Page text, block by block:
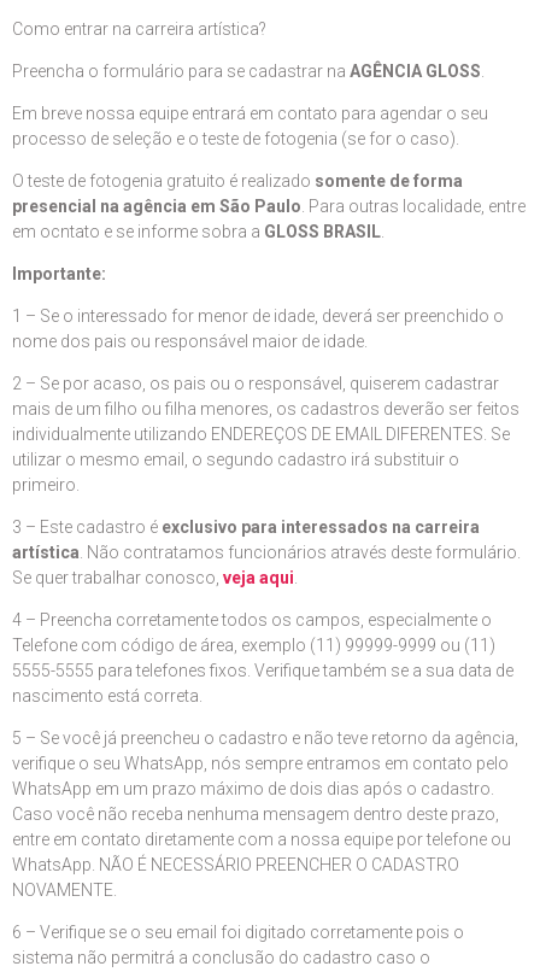
Como entrar na carreira artística?
Preencha o formulário para se cadastrar na AGÊNCIA GLOSS
Em breve nossa equipe entrará em contato para agendar o seu
processo de seleção e o teste de fotogenia (se for o caso).
O teste de fotogenia gratuito é realizado somente de forma
presencial na agência em São Paulo . Para outras localidade, entre
em ocntato e se informe sobra a GLOSS BRASIL
Importante:
1 – Se o interessado for menor de idade, deverá ser preenchido o
nome dos pais ou responsável maior de idade.
2 – Se por acaso, os pais ou o responsável, quiserem cadastrar
mais de um filho ou filha menores, os cadastros deverão ser feitos
individualmente utilizando ENDEREÇOS DE EMAIL DIFERENTES. Se
utilizar o mesmo email, o segundo cadastro irá substituir o
primeiro.
3 – Este cadastro é exclusivo para interessados na carreira
artística . Não contratamos funcionários através deste formulário.
Se quer trabalhar conosco, veja aqui
4 – Preencha corretamente todos os campos, especialmente o
Telefone com código de área, exemplo (11) 99999-9999 ou (11)
5555-5555 para telefones fixos. Verifique também se a sua data de
nascimento está correta.
5 – Se você já preencheu o cadastro e não teve retorno da agência,
verifique o seu WhatsApp, nós sempre entramos em contato pelo
WhatsApp em um prazo máximo de dois dias após o cadastro.
Caso você não receba nenhuma mensagem dentro deste prazo,
entre em contato diretamente com a nossa equipe por telefone ou
WhatsApp. NÃO É NECESSÁRIO PREENCHER O CADASTRO
NOVAMENTE.
6 – Verifique se o seu email foi digitado corretamente pois o
sistema não permitrá a conclusão do cadastro caso o